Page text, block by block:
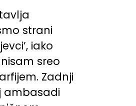
strani
iako
sreo
Zadnji
ambasadi